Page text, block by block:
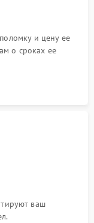
и цену ее
о сроках ее
ваш